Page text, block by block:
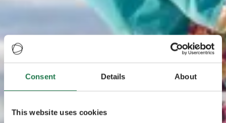
Consent Details About
This website uses cookies